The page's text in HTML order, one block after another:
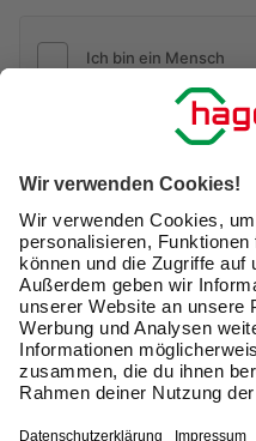
Ich möchte auf mich
(inklusive den
bin mit der
Nutzung
Daten durch hagebau,
Analyse meines E-
Zusammenführung
Coupons und
Mein Einverständnis
Nach Bestätigung